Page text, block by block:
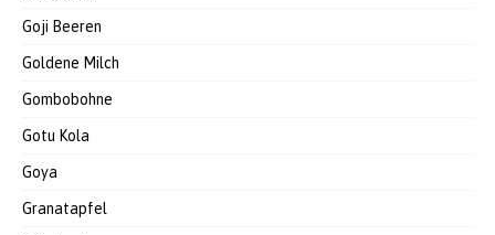
Goji Beeren
Goldene Milch
Gombobohne
Gotu Kola
Goya
Granatapfel